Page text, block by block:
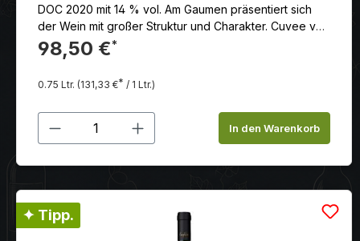
DOC 2020 mit 14 % vol. Am Gaumen präsentiert sich
der Wein mit großer Struktur und Charakter. Cuvee von
Chardonnay, Weißburgunder und Sauvignon.
98,50 €*
0.75 Ltr. (131,33 €* / 1 Ltr.)
Produkt Anzahl: Gib denIn den Warenkorb
✦ Tipp.